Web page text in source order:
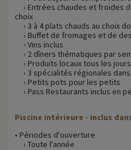
› Entrées chaudes et froides
choix
› 3 à 4 plats chauds au choix
› Buffet de fromages et de
› Vins inclus
› 2 dîners thématiques par
› Produits locaux tous les
› 3 spécialités régionales
› Petits pots pour les petits
› Pass Restaurants inclus en
Piscine intérieure - inclus
• Périodes d'ouverture
› Toute l'année